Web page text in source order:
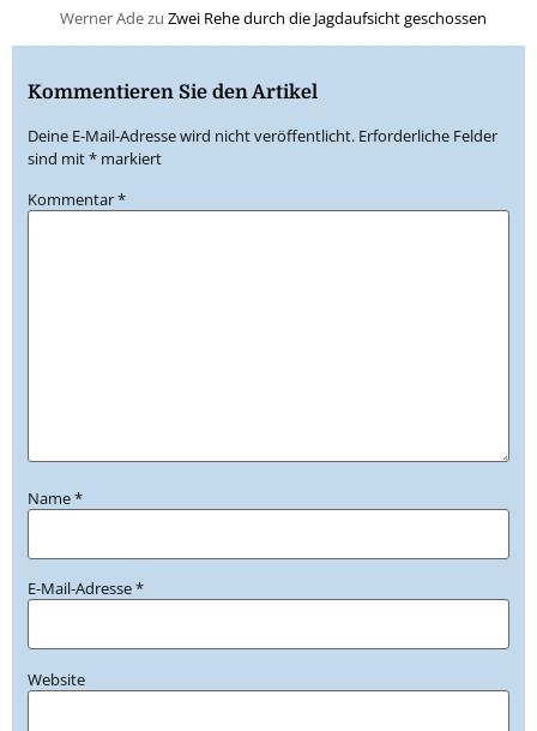
Werner Adezu Zwei Rehe durch die Jagdaufsicht geschossen
Kommentieren Sie den Artikel
Deine E-Mail-Adresse wird nicht veröffentlicht. Erforderliche Felder
sind mit* markiert
Kommentar*
Name*
E-Mail-Adresse*
Website